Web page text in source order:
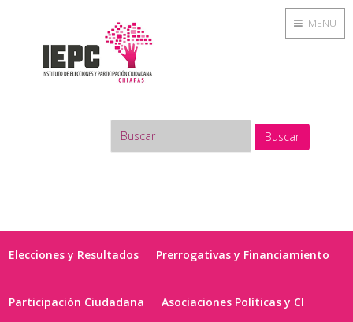
Buscar
Elecciones y Resultados Prerrogativas y Financiamiento
Participación Ciudadana Asociaciones Políticas y CI
MENU